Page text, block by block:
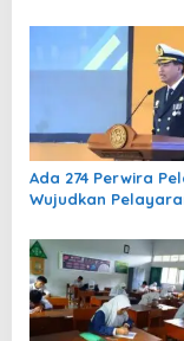
Ada 274 Perwira
Wujudkan
Berdaya Saing